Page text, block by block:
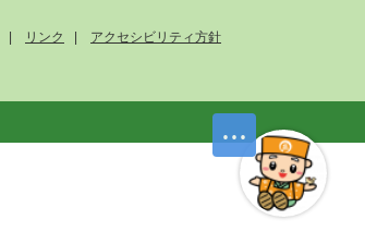
リンク アクセシビリティ方針